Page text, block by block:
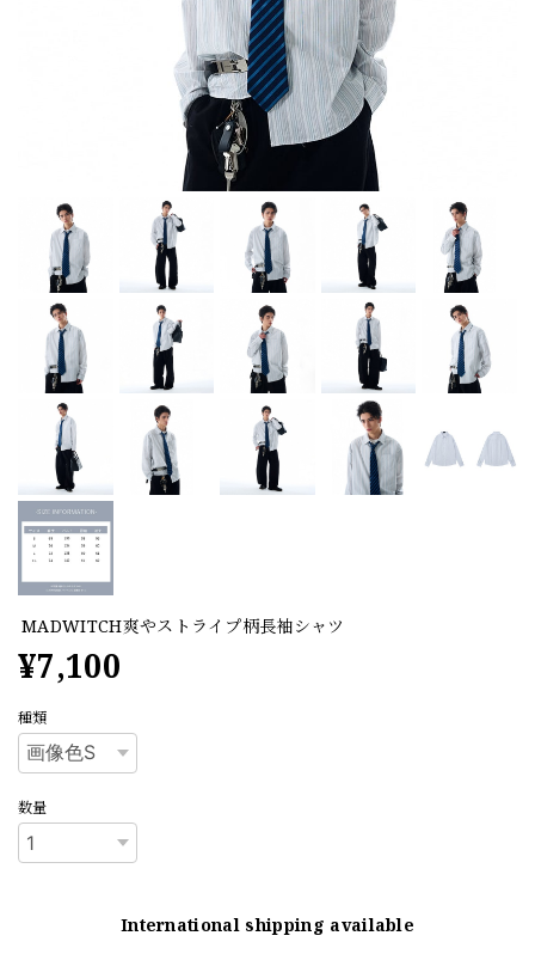
MADWITCH爽やストライプ柄長袖シャツ
¥7,100
種類
数量
International shipping available